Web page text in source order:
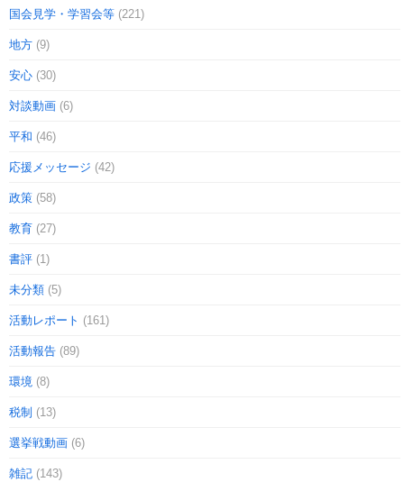
国会見学・学習会等 (221)
地方 (9)
安心 (30)
対談動画 (6)
平和 (46)
応援メッセージ (42)
政策 (58)
教育 (27)
書評 (1)
未分類 (5)
活動レポート (161)
活動報告 (89)
環境 (8)
税制 (13)
選挙戦動画 (6)
雑記 (143)